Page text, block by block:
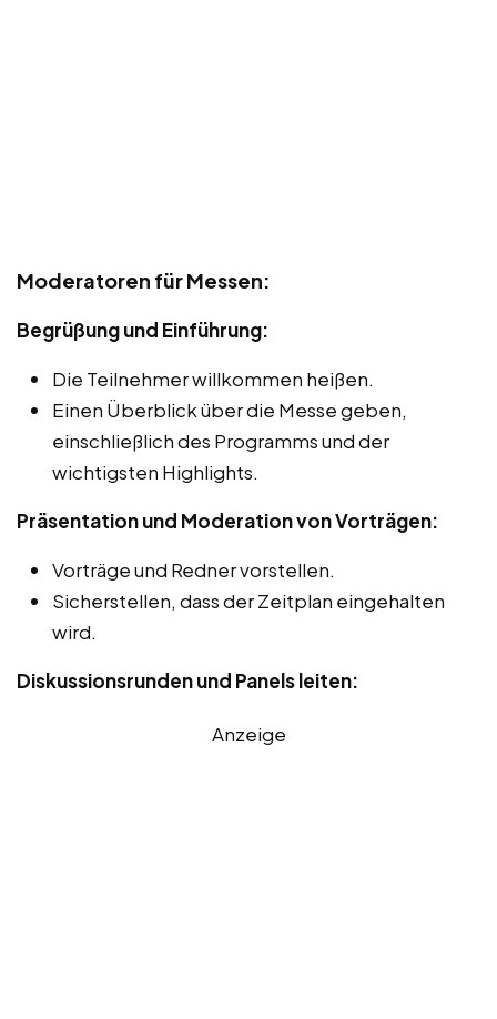
Moderatoren für Messen:
Begrüßung und Einführung:
Die Teilnehmer willkommen heißen.
Einen Überblick über die Messe geben,
einschließlich des Programms und der
wichtigsten Highlights.
Präsentation und Moderation von Vorträgen:
Vorträge und Redner vorstellen.
Sicherstellen, dass der Zeitplan eingehalten
wird.
Diskussionsrunden und Panels leiten:
Anzeige